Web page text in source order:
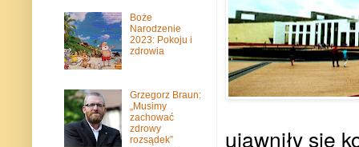
ujawniły się
Boże
Narodzenie
2023: Pokoju i
zdrowia
Grzegorz Braun:
„Musimy
zachować
zdrowy
rozsądek”